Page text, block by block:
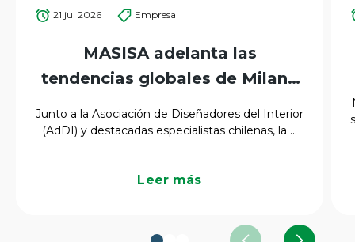
21 jul 2026 Empresa
MASISA adelanta las
tendencias globales de Milano
mercado latinoamericano
Junto a la Asociación de Diseñadores del Interior
(AdDI) y destacadas especialistas chilenas, la ...
Leer más